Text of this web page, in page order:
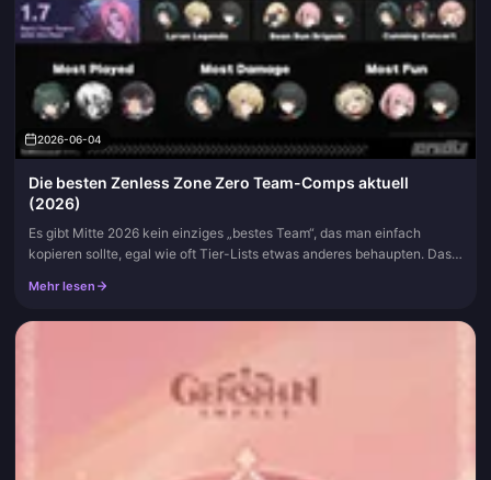
2026-06-04
Die besten Zenless Zone Zero Team-Comps aktuell
(2026)
Es gibt Mitte 2026 kein einziges „bestes Team“, das man einfach
kopieren sollte, egal wie oft Tier-Lists etwas anderes behaupten. Das
Mehr lesen